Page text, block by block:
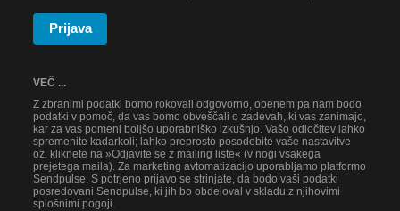
Prijava
VEČ ...
Z zbranimi podatki bomo rokovali odgovorno, obenem pa nam bodo
podatki v pomoč, da vas bomo obveščali o zadevah, ki vas zanimajo,
kar za vas pomeni boljšo uporabniško izkušnjo. Vašo odločitev lahko
spremenite kadarkoli; lahko preprosto posodobite vaše nastavitve
oz. kliknete na »Odjavite se z mailing liste« (v nogi vsakega
prejetega maila). Za marketing avtomatizacijo uporabljamo platformo
Sendpulse. S potrjeno prijavo se strinjate, da bodo vaši podatki
posredovani Sendpulse, ki jih bo obdeloval v skladu z njihovimi
splošnimi pogoji.